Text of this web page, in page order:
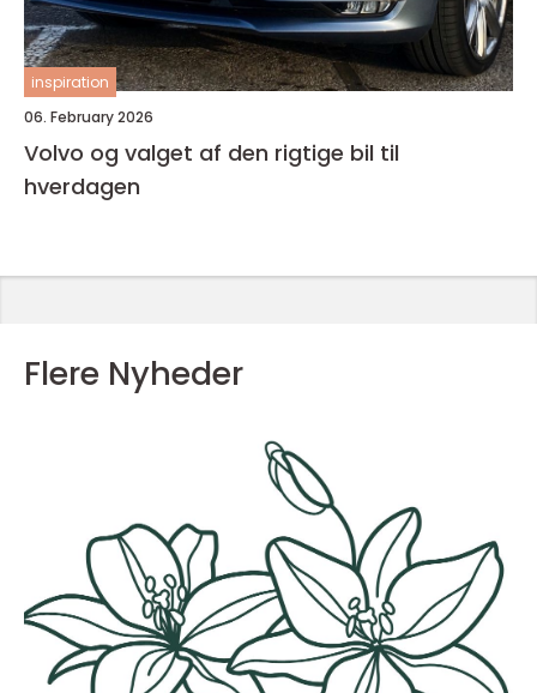
inspiration
06. February 2026
Volvo og valget af den rigtige bil til
hverdagen
Flere Nyheder